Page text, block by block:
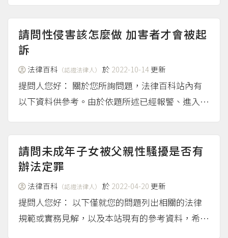
請問性侵害該怎麼做 加害者才會被起
訴
法律百科 （認證法律人） 於 2022-10-14更新
提問人您好： 關於您所詢問題，法律百科站內有
以下資料供參考。由於依題所述已經報警、進入法
相關文章 雷皓明、張學昌（2019），《被性侵
害，要怎麼處理和保護自己？》。 紀岳良（201
8），《如果發...
請問未成年子女被父親性騷擾是否有
辦法定罪
法律百科 （認證法律人） 於 2022-04-20 更新
提問人您好： 以下僅就您的問題列出相關的法律
規範或實務見解，以及本站現有的參考資料，希望